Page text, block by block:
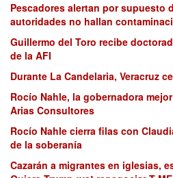
Pescadores alertan por supuesto
autoridades no hallan
Guillermo del Toro recibe
de la AFI
Durante La Candelaria, Veracruz
Rocío Nahle, la gobernadora
Arias Consultores
Rocío Nahle cierra filas con
de la soberanía
Cazarán a migrantes en iglesias,